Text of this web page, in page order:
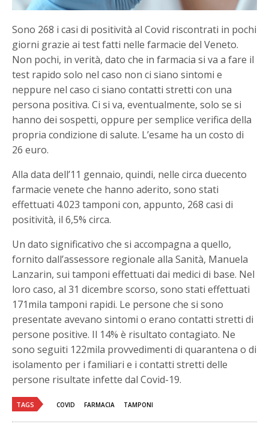
Sono 268 i casi di positività al Covid riscontrati in pochi
giorni grazie ai test fatti nelle farmacie del Veneto.
Non pochi, in verità, dato che in farmacia si va a fare il
test rapido solo nel caso non ci siano sintomi e
neppure nel caso ci siano contatti stretti con una
persona positiva. Ci si va, eventualmente, solo se si
hanno dei sospetti, oppure per semplice verifica della
propria condizione di salute. L’esame ha un costo di
26 euro.
Alla data dell’11 gennaio, quindi, nelle circa duecento
farmacie venete che hanno aderito, sono stati
effettuati 4.023 tamponi con, appunto, 268 casi di
positività, il 6,5% circa.
Un dato significativo che si accompagna a quello,
fornito dall’assessore regionale alla Sanità, Manuela
Lanzarin, sui tamponi effettuati dai medici di base. Nel
loro caso, al 31 dicembre scorso, sono stati effettuati
171mila tamponi rapidi. Le persone che si sono
presentate avevano sintomi o erano contatti stretti di
persone positive. Il 14% è risultato contagiato. Ne
sono seguiti 122mila provvedimenti di quarantena o di
isolamento per i familiari e i contatti stretti delle
persone risultate infette dal Covid-19.
TAGS COVID FARMACIA TAMPONI